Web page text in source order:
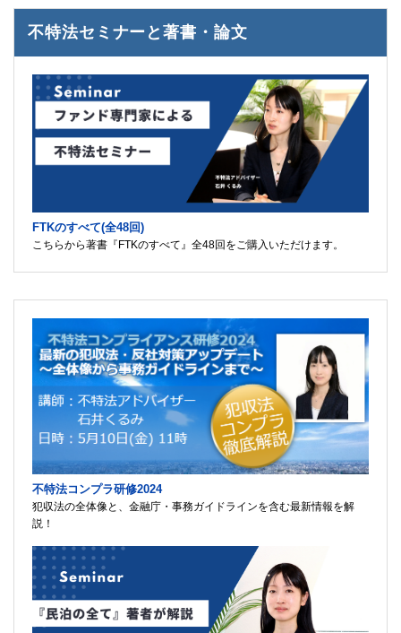
不特法セミナーと著書・論文
FTKのすべて(全48回)
こちらから著書『FTKのすべて』全48回をご購入いただけます。
不特法コンプラ研修2024
犯収法の全体像と、金融庁・事務ガイドラインを含む最新情報を解
説！